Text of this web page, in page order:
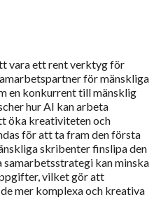
vara ett rent verktyg för
för mänskliga
en konkurrent till mänsklig
hur AI kan arbeta
öka kreativiteten och
för att ta fram den första
skribenter finslipa den
samarbetsstrategi kan minska
vilket gör att
mer komplexa och kreativa